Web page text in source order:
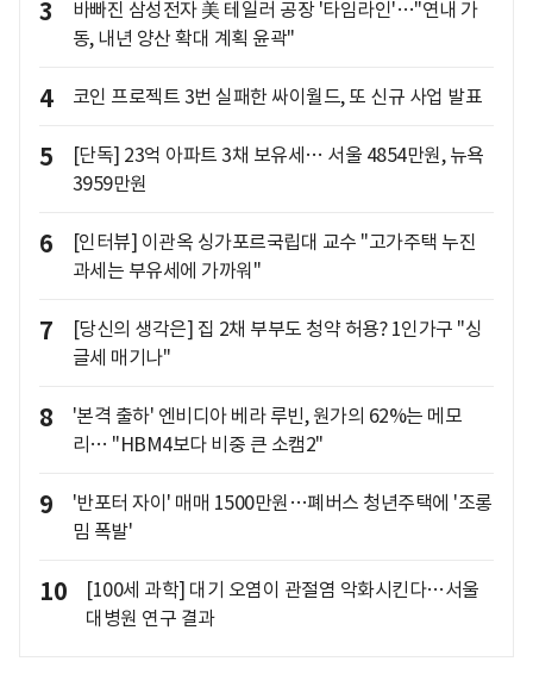
3
바빠진 삼성전자 美 테일러 공장 '타임라인'…"연내 가
동, 내년 양산 확대 계획 윤곽"
4 코인 프로젝트 3번 실패한 싸이월드, 또 신규 사업 발표
5
[단독] 23억 아파트 3채 보유세… 서울 4854만원, 뉴욕
3959만원
6
[인터뷰] 이관옥 싱가포르국립대 교수 "고가주택 누진
과세는 부유세에 가까워"
7
[당신의 생각은] 집 2채 부부도 청약 허용? 1인가구 "싱
글세 매기나"
8
'본격 출하' 엔비디아 베라 루빈, 원가의 62%는 메모
리… "HBM4보다 비중 큰 소캠2"
9
'반포터 자이' 매매 1500만원…폐버스 청년주택에 '조롱
밈 폭발'
10
[100세 과학] 대기 오염이 관절염 악화시킨다…서울
대병원 연구 결과